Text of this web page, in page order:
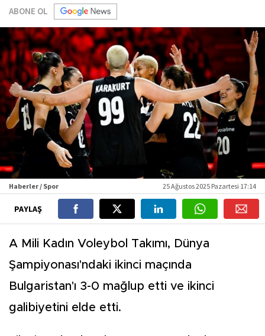
ABONE OL
Haberler / Spor 25 Ağustos 2025 Pazartesi 17:14
PAYLAŞ
A Mili Kadın Voleybol Takımı, Dünya
Şampiyonası'ndaki ikinci maçında
Bulgaristan'ı 3-0 mağlup etti ve ikinci
galibiyetini elde etti.